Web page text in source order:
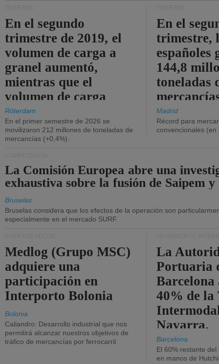
En el segundo
trimestre de 2019, el
volumen de carga a
granel aumentó,
mientras que el
volumen de carga
general disminuyó.
Róterdam
En el primer semestre de 2026 se
movilizaron 212 millones de toneladas de
mercancías (+0,4%).
En el
trimestre,
españoles
144,8
toneladas
Madrid
Récord para
convencionales (en
La Comisión Europea abre una
exhaustiva sobre la fusión de Saipem y
Bruselas
Bruselas considera que los efectos de la operación son
especialmente en el mercado SURF.
Medlog (Grupo MSC)
adquiere una
participación en
Interporto Bolonia
Bolonia
Caliandro: Desarrollo industrial que nos
permitirá alcanzar nuestros objetivos de
tráfico de mercancías por ferrocarril.
La
Portuaria
40% de la
Navarra.
Barcelona
El 60% restante
en manos de